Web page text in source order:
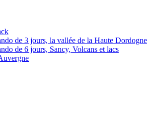
de 3 jours, la vallée de la Haute Dordogne
de 6 jours, Sancy, Volcans et lacs